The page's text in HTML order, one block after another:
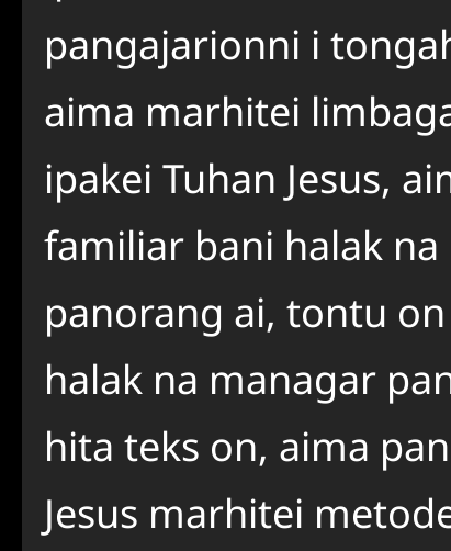
pangajarionni i
aima marhitei
ipakei Tuhan Jesus,
familiar bani halak
panorang ai, tontu
halak na managar
hita teks on, aima
Jesus marhitei